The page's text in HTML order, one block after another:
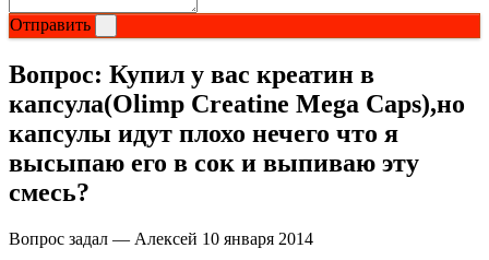
Снижение веса
НАЗАД
Жиросжигатели
Карнитин
Пиколинат хрома
Отправить
Вопрос: Купил у вас креатин в
капсула(Olimp Creatine Mega Caps),но
капсулы идут плохо нечего что я
высыпаю его в сок и выпиваю эту
смесь?
Вопрос задал — Алексей 10 января 2014